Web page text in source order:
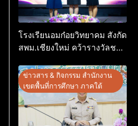
โรงเรียนอมก๋อยวิทยาคม สังกัด
สพม.เชียงใหม่ คว้ารางวัลชนะ
แข่งขันทักษะวิชาการนักเรียน
ระดับ สพฐ.
ข่าวสาร & กิจกรรม สำนักงาน
เขตพื้นที่การศึกษา ภาคใต้